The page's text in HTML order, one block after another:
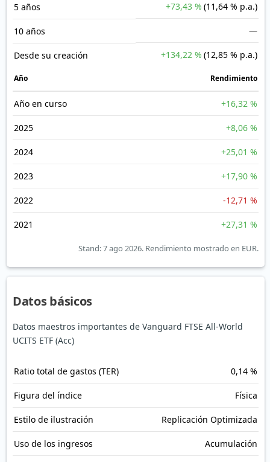
5 años +73,43 % (11,64 % p.a.)
10 años —
Desde su creación +134,22 % (12,85 % p.a.)
Año Rendimiento
Año en curso +16,32 %
2025 +8,06 %
2024 +25,01 %
2023 +17,90 %
2022 -12,71 %
2021 +27,31 %
Stand: 7 ago 2026. Rendimiento mostrado en EUR.
Datos básicos
Datos maestros importantes de Vanguard FTSE All-World
UCITS ETF (Acc)
Ratio total de gastos (TER) 0,14 %
Figura del índice Física
Estilo de ilustración Replicación Optimizada
Uso de los ingresos Acumulación